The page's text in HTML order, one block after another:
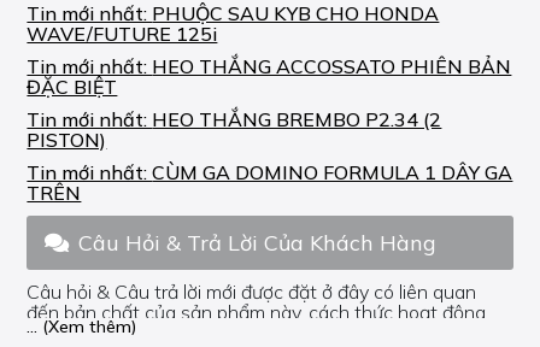
Tin mới nhất: PHUỘC SAU KYB CHO HONDA
WAVE/FUTURE 125i
Tin mới nhất: HEO THẮNG ACCOSSATO PHIÊN BẢN
ĐẶC BIỆT
Tin mới nhất: HEO THẮNG BREMBO P2.34 (2
PISTON)
Tin mới nhất:CÙM GA DOMINO FORMULA 1 DÂY GA
TRÊN
Câu Hỏi & Trả Lời Của Khách Hàng
Câu hỏi & Câu trả lời mới được đặt ở đây có liên quan
đến bản chất của sản phẩm này, cách thức hoạt động,
nơi hoạt động, liệu nó có hữu ích không, v.v.
... (Xem thêm)